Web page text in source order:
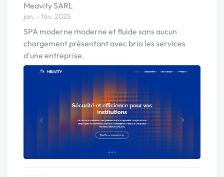
Meavity SARL
jan. - fév. 2025
SPA moderne moderne et fluide sans aucun
chargement présentant avec brio les services
d'une entreprise.